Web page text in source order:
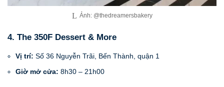
Ảnh: @thedreamersbakery
4. The 350F Dessert & More
Vị trí: Số 36 Nguyễn Trãi, Bến Thành, quận 1
Giờ mở cửa: 8h30 – 21h00